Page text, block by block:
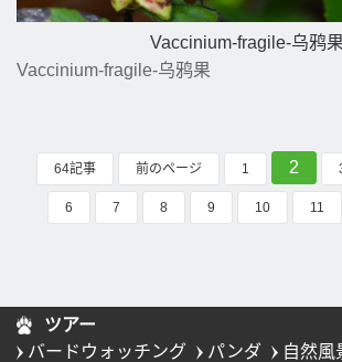
Vaccinium-fragile-乌鸦果
Vaccinium-fragile-乌鸦果
64記事 前のページ 1 2
6 7 8 9 10 11
ツアー
バードウォッチング
パンダ
自然風